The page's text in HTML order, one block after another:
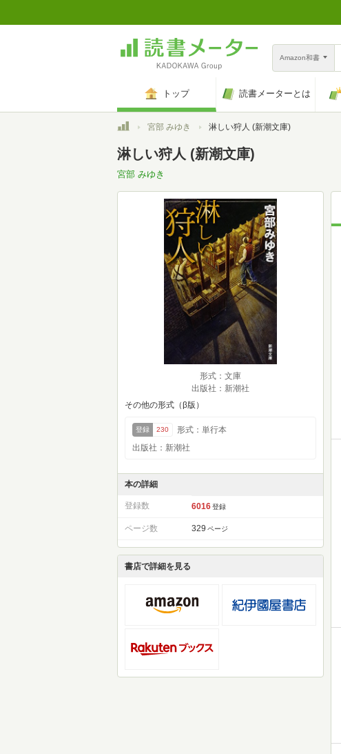
Amazon和書
トップ 読書メーターとは
トップ宮部 みゆき 淋しい狩人 (新潮文庫)
淋しい狩人 (新潮文庫)
宮部 みゆき
形式：文庫
出版社：新潮社
その他の形式（β版）
登録 230
形式：単行本
出版社：新潮社
本の詳細
登録数 6016 登録
ページ数 329 ページ
書店で詳細を見る